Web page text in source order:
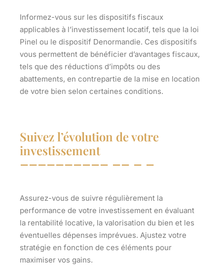
Informez-vous sur les dispositifs fiscaux
applicables à l’investissement locatif, tels que la loi
Pinel ou le dispositif Denormandie. Ces dispositifs
vous permettent de bénéficier d’avantages fiscaux,
tels que des réductions d’impôts ou des
abattements, en contrepartie de la mise en location
de votre bien selon certaines conditions.
Suivez l’évolution de votre
investissement
Assurez-vous de suivre régulièrement la
performance de votre investissement en évaluant
la rentabilité locative, la valorisation du bien et les
éventuelles dépenses imprévues. Ajustez votre
stratégie en fonction de ces éléments pour
maximiser vos gains.